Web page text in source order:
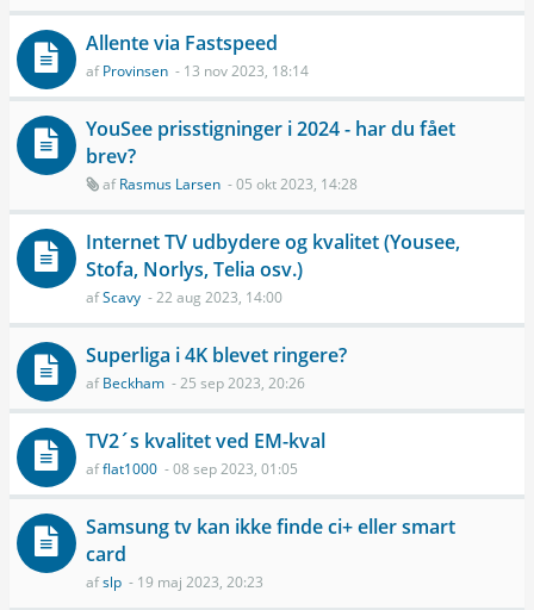
Allente via Fastspeed
afProvinsen - 13 nov 2023, 18:14
YouSee prisstigninger i 2024 - har du fået
brev?
afRasmus Larsen - 05 okt 2023, 14:28
Internet TV udbydere og kvalitet (Yousee,
Stofa, Norlys, Telia osv.)
afScavy - 22 aug 2023, 14:00
Superliga i 4K blevet ringere?
afBeckham - 25 sep 2023, 20:26
TV2´s kvalitet ved EM-kval
afflat1000 - 08 sep 2023, 01:05
Samsung tv kan ikke finde ci+ eller smart
card
afslp - 19 maj 2023, 20:23